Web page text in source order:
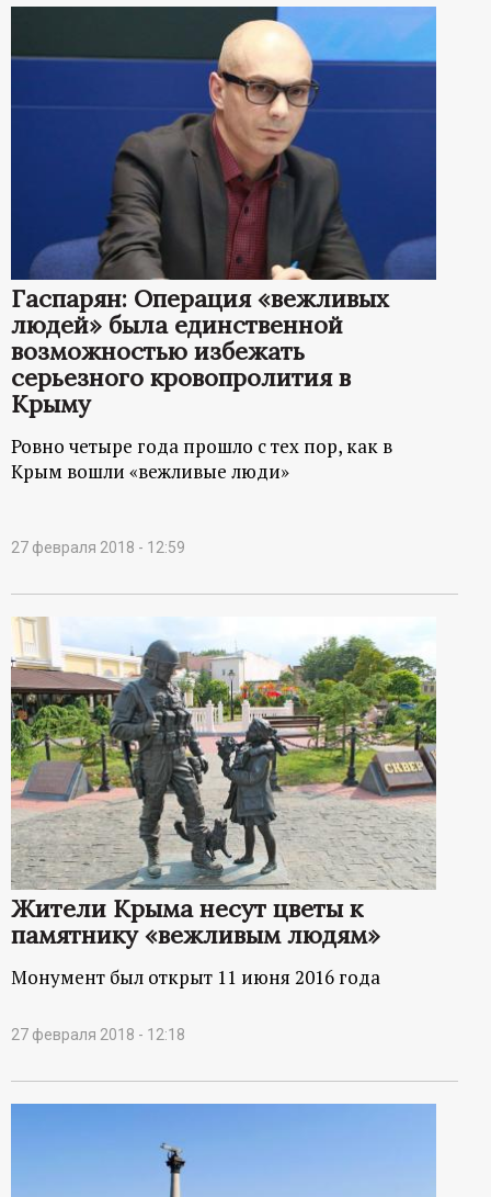
Гаспарян: Операция «вежливых
людей» была единственной
возможностью избежать
серьезного кровопролития в
Крыму
Ровно четыре года прошло с тех пор, как в
Крым вошли «вежливые люди»
27 февраля 2018 - 12:59
Жители Крыма несут цветы к
памятнику «вежливым людям»
Монумент был открыт 11 июня 2016 года
27 февраля 2018 - 12:18